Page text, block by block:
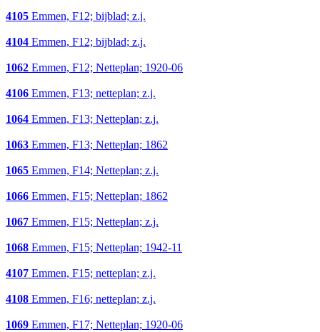
4105 Emmen, F12; bijblad; z.j.
4104 Emmen, F12; bijblad; z.j.
1062 Emmen, F12; Netteplan; 1920-06
4106 Emmen, F13; netteplan; z.j.
1064 Emmen, F13; Netteplan; z.j.
1063 Emmen, F13; Netteplan; 1862
1065 Emmen, F14; Netteplan; z.j.
1066 Emmen, F15; Netteplan; 1862
1067 Emmen, F15; Netteplan; z.j.
1068 Emmen, F15; Netteplan; 1942-11
4107 Emmen, F15; netteplan; z.j.
4108 Emmen, F16; netteplan; z.j.
1069 Emmen, F17; Netteplan; 1920-06